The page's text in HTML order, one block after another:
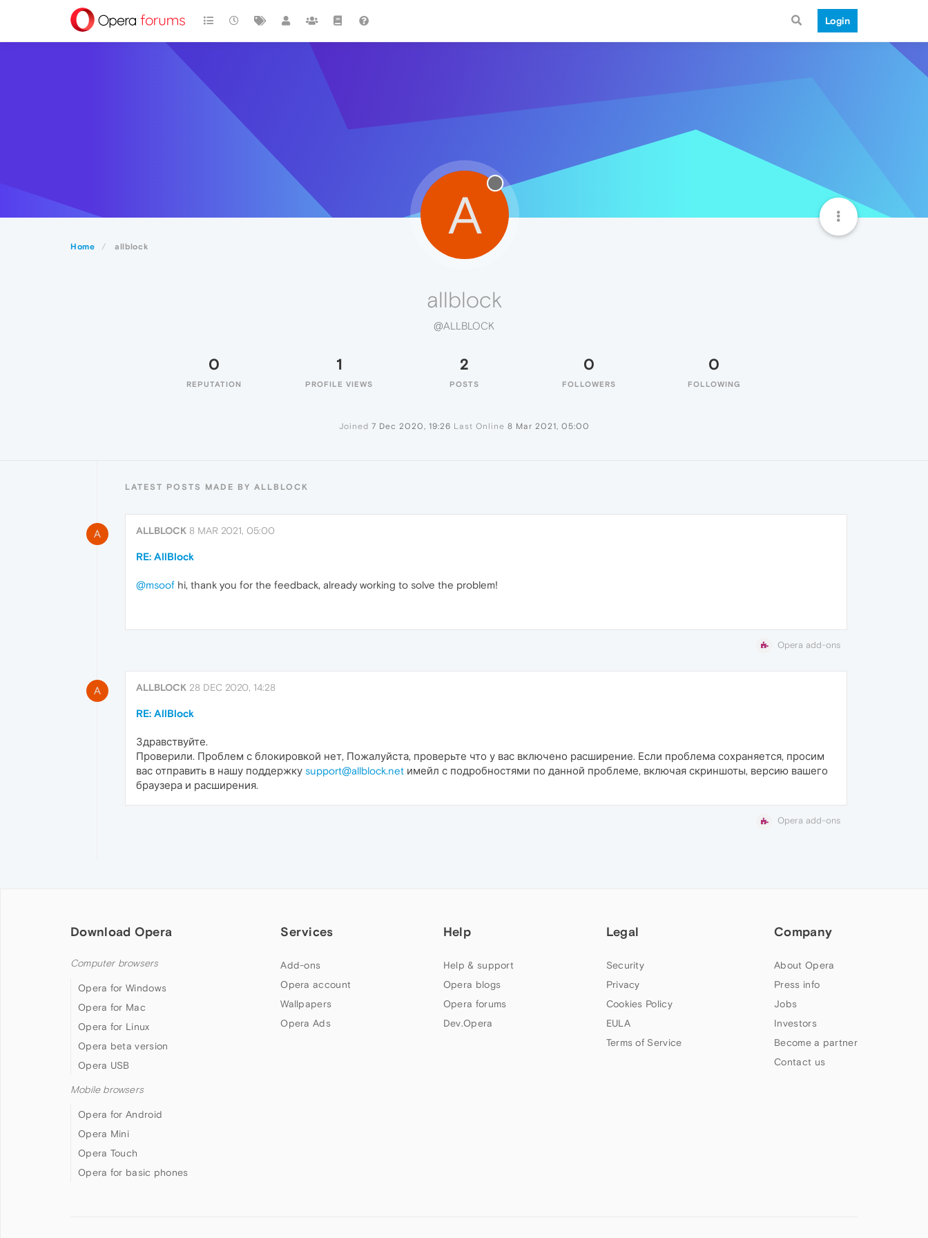
Login
Home allblock
A
allblock
@ALLBLOCK
0
REPUTATION
1
PROFILE VIEWS
2
POSTS
0
FOLLOWERS
0
FOLLOWING
Joined 7 Dec 2020, 19:26 Last Online 8 Mar 2021, 05:00
LATEST POSTS MADE BY ALLBLOCK
A ALLBLOCK 8 MAR 2021, 05:00
RE: AllBlock
@msoof hi, thank you for the feedback, already working to solve the problem!
Opera add-ons
A ALLBLOCK 28 DEC 2020, 14:28
RE: AllBlock
Здравствуйте.
Проверили. Проблем с блокировкой нет, Пожалуйста, проверьте что у вас включено расширение. Если проблема сохраняется, просим
вас отправить в нашу поддержку support@allblock.net имейл с подробностями по данной проблеме, включая скриншоты, версию вашего
браузера и расширения.
Opera add-ons
Download Opera
Computer browsers
Opera for Windows
Opera for Mac
Opera for Linux
Opera beta version
Opera USB
Mobile browsers
Opera for Android
Opera Mini
Opera Touch
Opera for basic phones
Services
Add-ons
Opera account
Wallpapers
Opera Ads
Help
Help & support
Opera blogs
Opera forums
Dev.Opera
Legal
Security
Privacy
Cookies Policy
EULA
Terms of Service
Company
About Opera
Press info
Jobs
Investors
Become a partner
Contact us